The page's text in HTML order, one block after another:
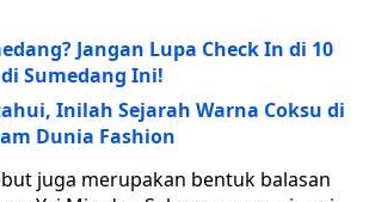
Jangan Lupa Check In di 10
Sumedang Ini!
Inilah Sejarah Warna Coksu di
Dunia Fashion
juga merupakan bentuk balasan